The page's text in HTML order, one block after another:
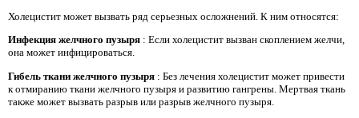
Холецистит может вызвать ряд серьезных осложнений. К ним относятся:
Инфекция желчного пузыря : Если холецистит вызван скоплением желчи,
она может инфицироваться.
Гибель ткани желчного пузыря : Без лечения холецистит может привести
к отмиранию ткани желчного пузыря и развитию гангрены. Мертвая ткань
также может вызвать разрыв или разрыв желчного пузыря.